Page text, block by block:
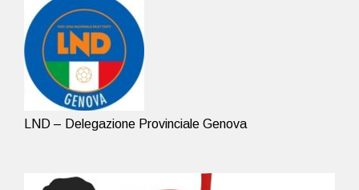
LND – Delegazione Provinciale Genova